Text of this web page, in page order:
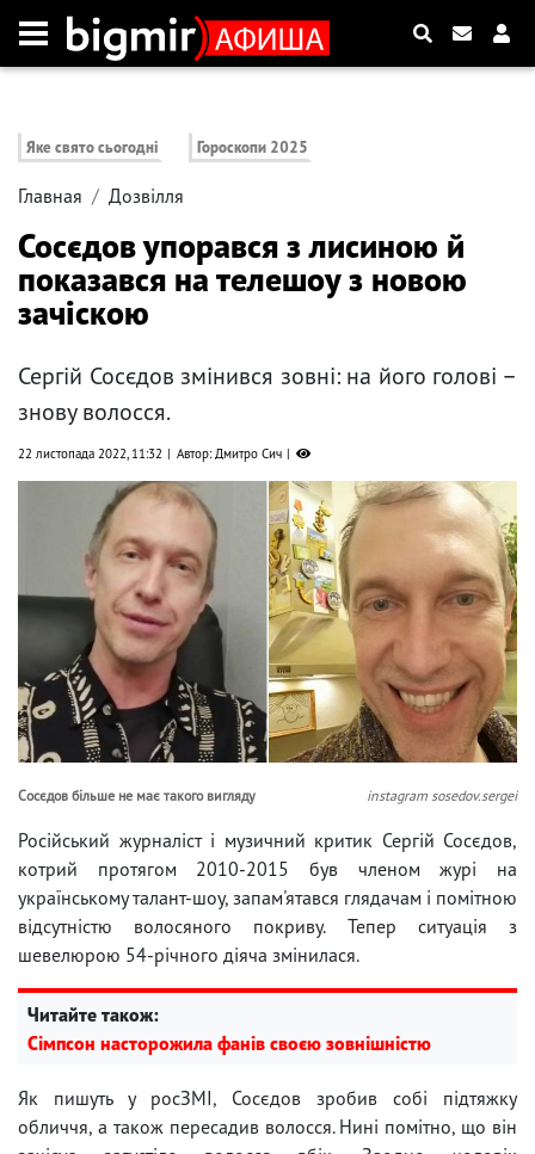
Яке свято сьогодні Гороскопи 2025
Главная Дозвілля
Сосєдов упорався з лисиною й
показався на телешоу з новою
зачіскою
Сергій Сосєдов змінився зовні: на його голові –
знову волосся.
22 листопада 2022, 11:32 Автор: Дмитро Сич
Сосєдов більше не має такого вигляду instagram sosedov.sergei
Російський журналіст і музичний критик Сергій Сосєдов,
котрий протягом 2010-2015 був членом журі на
українському талант-шоу, запам'ятався глядачам і помітною
відсутністю волосяного покриву. Тепер ситуація з
шевелюрою 54-річного діяча змінилася.
Читайте також:
Сімпсон насторожила фанів своєю зовнішністю
Як пишуть у росЗМІ, Сосєдов зробив собі підтяжку
обличчя, а також пересадив волосся. Нині помітно, що він